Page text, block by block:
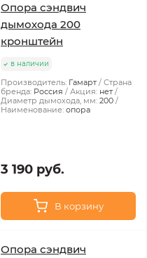
Опора сэндвич
дымохода 200
кронштейн
в наличии
Производитель: Гамарт
Страна
бренда: Россия Акция: нет
Диаметр дымохода, мм: 200
Наименование: опора
3 190 руб.
В корзину
Опора сэндвич